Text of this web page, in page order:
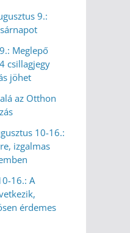
9.:
Meglepő
csillagjegy
jöhet
az Otthon
10-16.:
izgalmas
16.: A
érdemes